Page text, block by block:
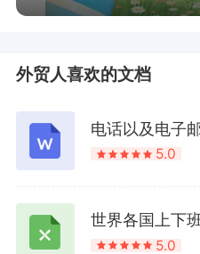
外贸人喜欢的文档
5.0
世界各国上下
5.0